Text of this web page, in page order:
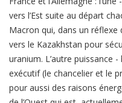
vers l’Est suite au départ
Macron qui, dans un réflexe
vers le Kazakhstan pour
uranium. L’autre puissance
exécutif (le chancelier et le
pour aussi des raisons